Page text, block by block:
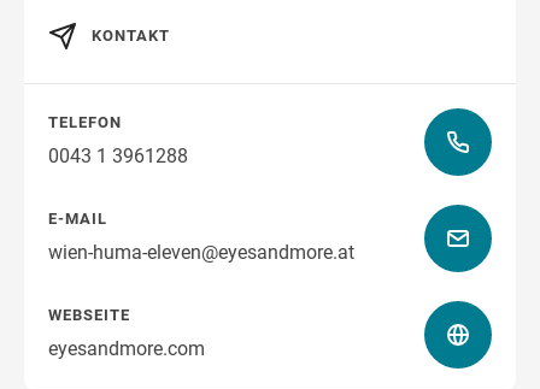
Wegbeschreibung
KONTAKT
TELEFON
0043 1 3961288
E-MAIL
wien-huma-eleven@eyesandmore.at
WEBSEITE
eyesandmore.com